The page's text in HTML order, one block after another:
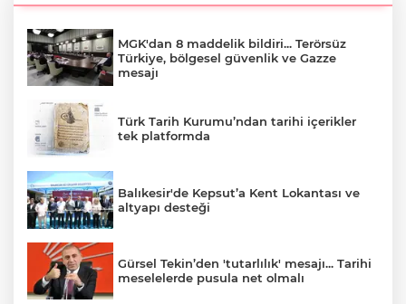
MGK'dan 8 maddelik bildiri... Terörsüz
Türkiye, bölgesel güvenlik ve Gazze
mesajı
Türk Tarih Kurumu’ndan tarihi içerikler
tek platformda
Balıkesir'de Kepsut’a Kent Lokantası ve
altyapı desteği
Gürsel Tekin’den 'tutarlılık' mesajı... Tarihi
meselelerde pusula net olmalı